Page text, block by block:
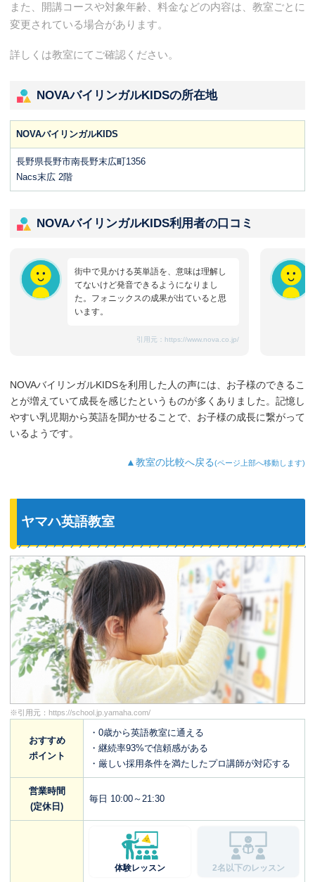
また、開講コースや対象年齢、料金などの内容は、教室ごとに
変更されている場合があります。
詳しくは教室にてご確認ください。
NOVAバイリンガルKIDSの所在地
NOVAバイリンガルKIDS
長野県長野市南長野末広町1356
Nacs末広 2階
NOVAバイリンガルKIDS利用者の口コミ
街中で見かける英単語を、意味は理解し
てないけど発音できるようになりまし
た。フォニックスの成果が出ていると思
います。
引用元： https://www.nova.co.jp/
NOVAバイリンガルKIDSを利用した人の声には、お子様のできるこ
とが増えていて成長を感じたというものが多くありました。記憶し
やすい乳児期から英語を聞かせることで、お子様の成長に繋がって
いるようです。
▲教室の比較へ戻る(ページ上部へ移動します)
ヤマハ英語教室
※引用元： https://school.jp.yamaha.com/
おすすめ
ポイント
・0歳から英語教室に通える
・継続率93%で信頼感がある
・厳しい採用条件を満たしたプロ講師が対応する
営業時間
(定休日)
毎日 10:00～21:30
体験レッスン 2名以下のレッスン